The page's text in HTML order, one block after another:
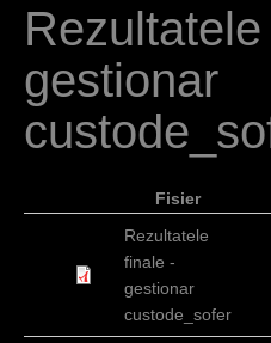
o
u
a
r
gestionar
Fisier
Rezultatele
finale -
gestionar
custode_sofer